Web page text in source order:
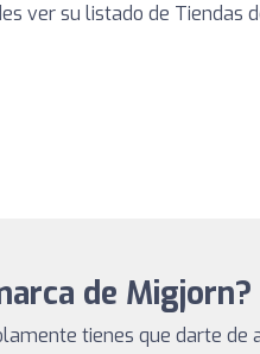
ver su listado de Tiendas
de Migjorn?
tienes que darte de